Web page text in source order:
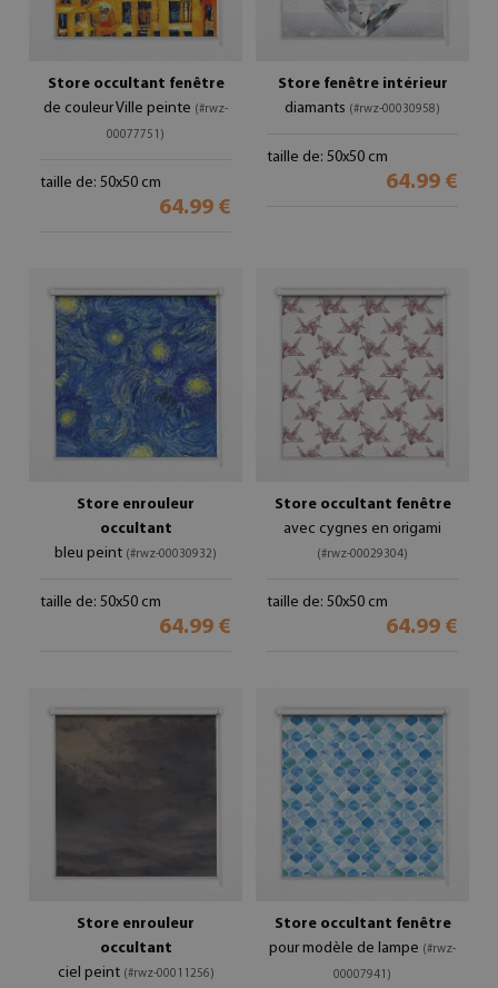
Store occultant fenêtre
de couleur Ville peinte (#rwz-
00077751)
taille de: 50x50 cm
64.99 €
Store fenêtre intérieur
diamants (#rwz-00030958)
taille de: 50x50 cm
64.99 €
Store enrouleur
occultant
bleu peint (#rwz-00030932)
taille de: 50x50 cm
64.99 €
Store occultant fenêtre
avec cygnes en origami
(#rwz-00029304)
taille de: 50x50 cm
64.99 €
Store enrouleur
occultant
ciel peint (#rwz-00011256)
Store occultant fenêtre
pour modèle de lampe (#rwz-
00007941)